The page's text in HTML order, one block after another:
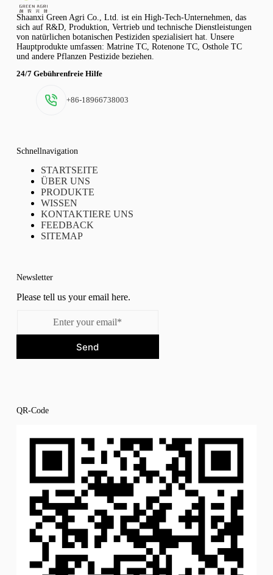
Shaanxi Green Agri Co., Ltd. ist ein High-Tech-Unternehmen, das
sich auf R&D, Produktion, Vertrieb und technische Dienstleistungen
von natürlichen botanischen Pestiziden spezialisiert hat. Unsere
Hauptprodukte umfassen: Matrine TC, Rotenone TC, Osthole TC
und andere Pflanzen Pestizide beziehen.
24/7 Gebührenfreie Hilfe
+86-18966738003
Schnellnavigation
STARTSEITE
ÜBER UNS
PRODUKTE
WISSEN
KONTAKTIERE UNS
FEEDBACK
SITEMAP
Newsletter
Please tell us your email here.
Send
QR-Code